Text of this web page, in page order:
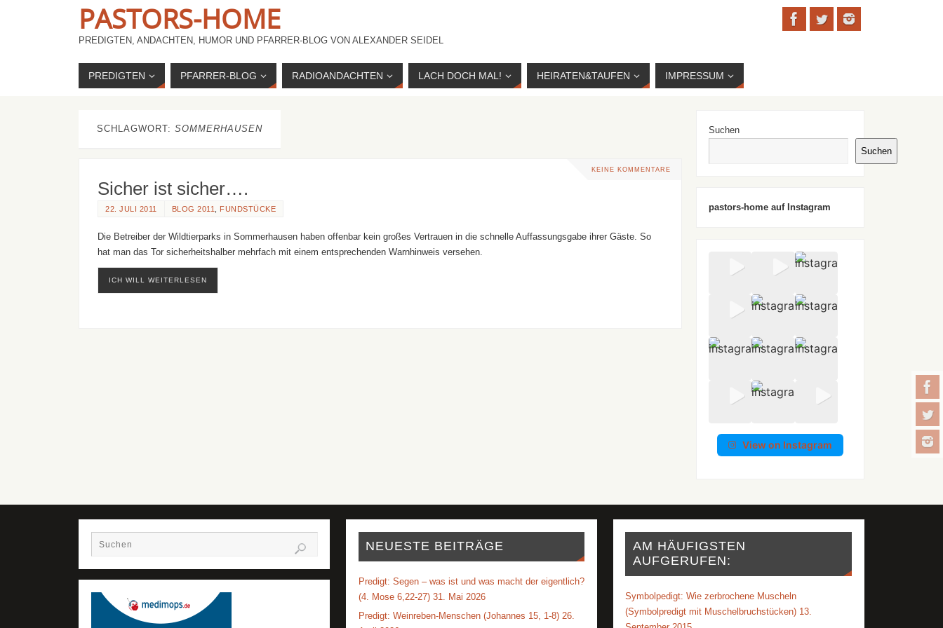
PASTORS-HOME
PREDIGTEN, ANDACHTEN, HUMOR UND PFARRER-BLOG VON ALEXANDER SEIDEL
PREDIGTEN PFARRER-BLOG RADIOANDACHTEN LACH DOCH MAL! HEIRATEN&TAUFEN IMPRESSUM
SCHLAGWORT: SOMMERHAUSEN
KEINE KOMMENTARE
Sicher ist sicher….
22. JULI 2011 BLOG 2011 FUNDSTÜCKE
Die Betreiber der Wildtierparks in Sommerhausen haben offenbar kein großes Vertrauen in die schnelle Auffassungsgabe ihrer Gäste. So
hat man das Tor sicherheitshalber mehrfach mit einem entsprechenden Warnhinweis versehen.
ICH WILL WEITERLESEN
Suchen
Suchen
pastors-home auf Instagram
View on Instagram
NEUESTE BEITRÄGE
Predigt: Segen – was ist und was macht der eigentlich?
(4. Mose 6,22-27) 31. Mai 2026
Predigt: Weinreben-Menschen (Johannes 15, 1-8) 26.
AM HÄUFIGSTEN
AUFGERUFEN:
Symbolpedigt: Wie zerbrochene Muscheln
(Symbolpredigt mit Muschelbruchstücken) 13.